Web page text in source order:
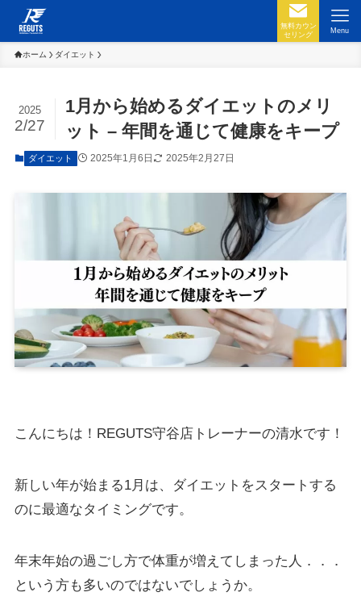
無料カウン
セリング
Menu
ホーム ダイエット
1月から始めるダイエットのメリ
ット – 年間を通じて健康をキープ
2025
2/27
ダイエット 2025年1月6日 2025年2月27日
こんにちは！REGUTS守谷店トレーナーの清水です！
新しい年が始まる1月は、ダイエットをスタートする
のに最適なタイミングです。
年末年始の過ごし方で体重が増えてしまった人．．．
という方も多いのではないでしょうか。